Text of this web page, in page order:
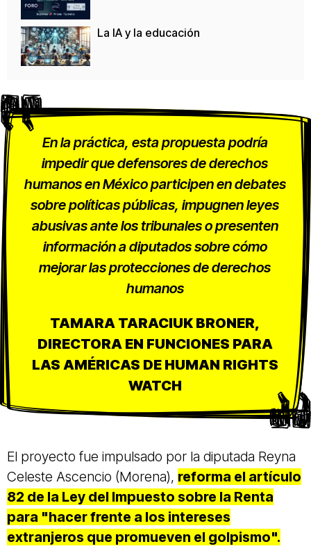
La IA y la educación
En la práctica, esta propuesta podría
impedir que defensores de derechos
humanos en México participen en debates
sobre políticas públicas, impugnen leyes
abusivas ante los tribunales o presenten
información a diputados sobre cómo
mejorar las protecciones de derechos
humanos
TAMARA TARACIUK BRONER,
DIRECTORA EN FUNCIONES PARA
LAS AMÉRICAS DE HUMAN RIGHTS
WATCH
El proyecto fue impulsado por la diputada Reyna
Celeste Ascencio (Morena), reforma el artículo
82 de la Ley del Impuesto sobre la Renta
para "hacer frente a los intereses
extranjeros que promueven el golpismo".